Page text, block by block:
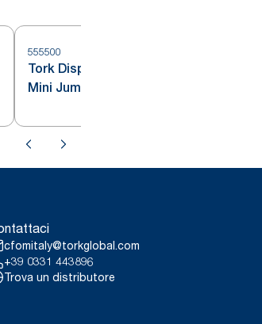
555500
Tork Dispenser carta igienica
Mini Jumbo Double
cfomitaly@torkglobal.com
+39 0331 443896
Trova un distributore